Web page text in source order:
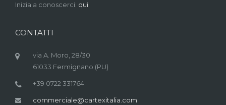
Inizia a conoscerci: qui
CONTATTI
via A. Moro, 28/30
61033 Fermignano (PU)
+39 0722 331764
commerciale@cartexitalia.com